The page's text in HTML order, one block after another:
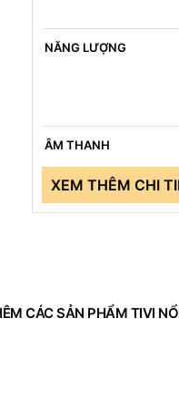
NĂNG LƯỢNG
ÂM THANH
CẢM BIẾN
XEM THÊM CHI
CÁC SẢN PHẨM TIVI